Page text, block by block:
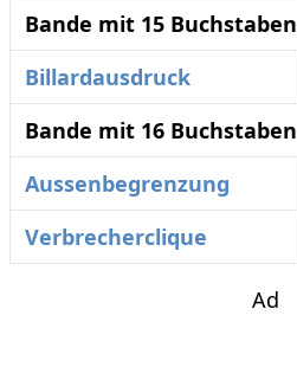
Bande mit 15 Buchstaben
Billardausdruck
Bande mit 16 Buchstaben
Aussenbegrenzung
Verbrecherclique
Ad